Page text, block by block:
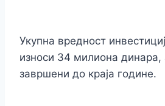
Укупна вредност
износи 34 милиона динара,
завршени до краја године.